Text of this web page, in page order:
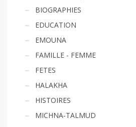
BIOGRAPHIES
EDUCATION
EMOUNA
FAMILLE - FEMME
FETES
HALAKHA
HISTOIRES
MICHNA-TALMUD